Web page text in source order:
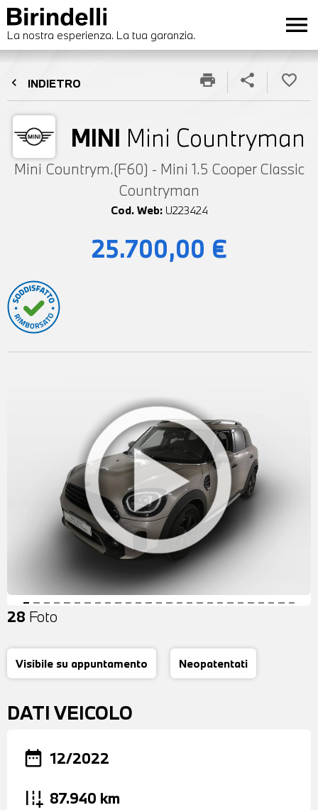
La nostra esperienza. La tua garanzia. menu
chevron_left INDIETRO
MINI Mini Countryman
Mini Countrym.(F60) - Mini 1.5 Cooper Classic
Countryman
Cod. Web: U223424
print share favorite_border
25.700,00 €
28 Foto
Visibile su appuntamento Neopatentati
DATI VEICOLO
date_range 12/2022
add_road 87.940 km